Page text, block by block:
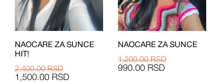
NAOCARE ZA SUNCE
HIT!
2,400.00RSD
1,500.00 RSD
NAOCARE ZA SUNCE
1,200.00RSD
990.00 RSD